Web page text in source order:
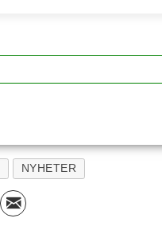
NYHETER